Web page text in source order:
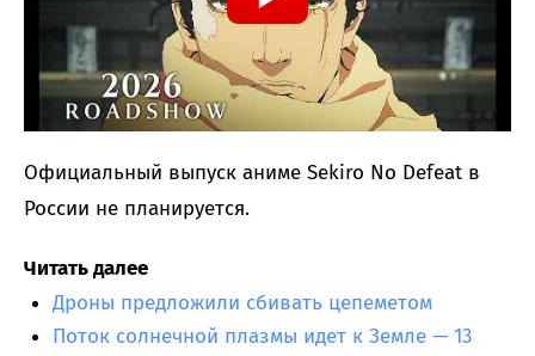
Официальный выпуск аниме Sekiro No Defeat в
России не планируется.
Читать далее
Дроны предложили сбивать цепеметом
Поток солнечной плазмы идет к Земле — 13